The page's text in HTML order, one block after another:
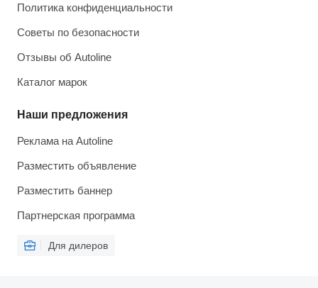
Политика конфиденциальности
Советы по безопасности
Отзывы об Autoline
Каталог марок
Наши предложения
Реклама на Autoline
Разместить объявление
Разместить баннер
Партнерская программа
Для дилеров